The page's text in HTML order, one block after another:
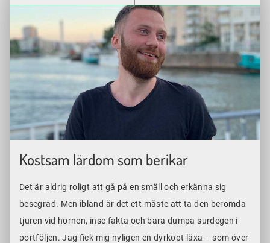
Kostsam lärdom som berikar
Det är aldrig roligt att gå på en smäll och erkänna sig
besegrad. Men ibland är det ett måste att ta den berömda
tjuren vid hornen, inse fakta och bara dumpa surdegen i
portföljen. Jag fick mig nyligen en dyrköpt läxa – som över